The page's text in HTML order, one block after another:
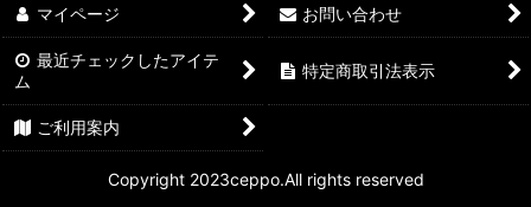
マイページ お問い合わせ
最近チェックしたアイテ
ム
特定商取引法表示
ご利用案内
Copyright 2023ceppo.All rights reserved